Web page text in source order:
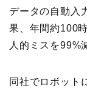
データの自動入
果、年間約100
人的ミスを99%
同社でロボット